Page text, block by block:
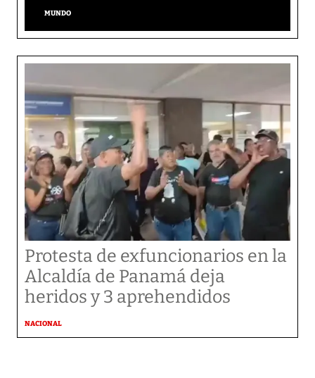
MUNDO
Protesta de exfuncionarios en la
Alcaldía de Panamá deja
heridos y 3 aprehendidos
NACIONAL